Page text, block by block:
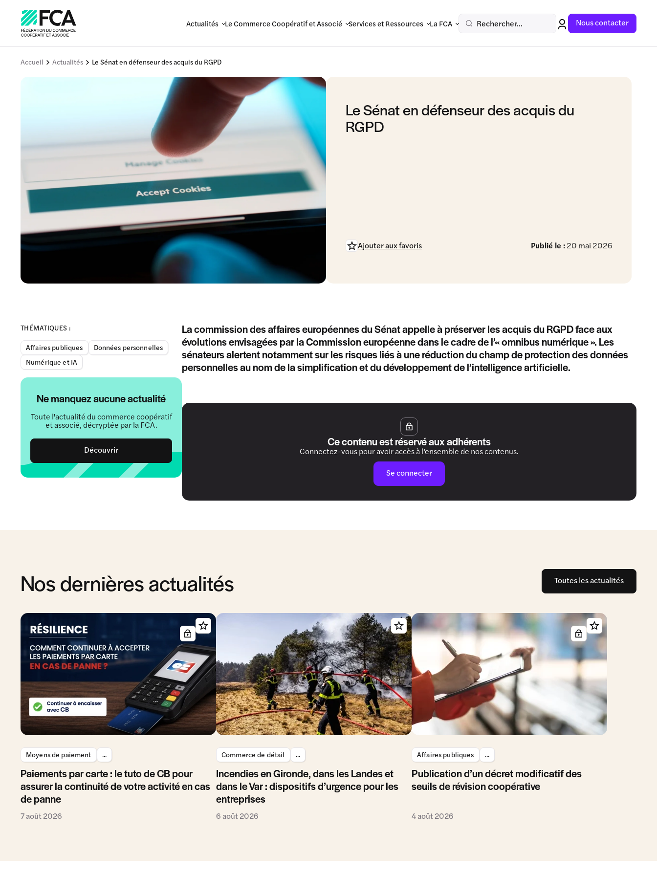
Actualités Le Commerce Coopératif et Associé Services et Ressources La FCA Rechercher... Nous contacter
Accueil Actualités Le Sénat en défenseur des acquis du RGPD
Le Sénat en défenseur des acquis du
RGPD
Publié le :20 mai 2026
Ajouter aux favoris
THÉMATIQUES :
Affaires publiques
Données personnelles
Numérique et IA
Ne manquez aucune actualité
Toute l'actualité du commerce coopératif
et associé, décryptée par la FCA.
Découvrir
La commission des affaires européennes du Sénat appelle à préserver les acquis du RGPD face aux
évolutions envisagées par la Commission européenne dans le cadre de l’« omnibus numérique ». Les
sénateurs alertent notamment sur les risques liés à une réduction du champ de protection des données
personnelles au nom de la simplification et du développement de l’intelligence artificielle.
Ce contenu est réservé aux adhérents
Connectez-vous pour avoir accès à l’ensemble de nos contenus.
Se connecter
Nos dernières actualités Toutes les actualités
Moyens de paiement ...
Paiements par carte : le tuto de CB pour
assurer la continuité de votre activité en cas
de panne
7 août 2026
Commerce de détail ...
Incendies en Gironde, dans les Landes et
dans le Var : dispositifs d’urgence pour les
entreprises
6 août 2026
Affaires publiques ...
Publication d’un décret modificatif des
seuils de révision coopérative
4 août 2026